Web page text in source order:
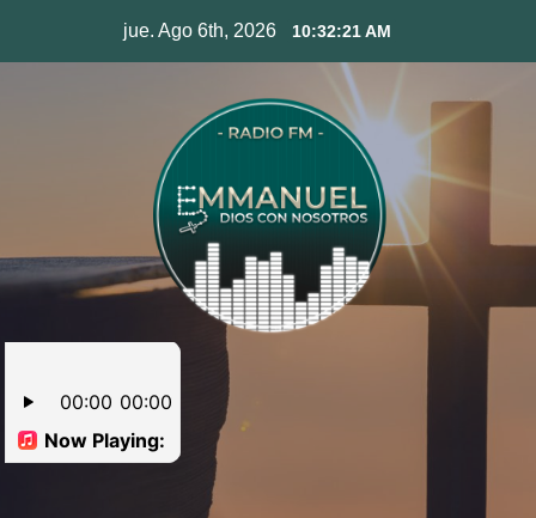
jue. Ago 6th, 2026 10:32:22 AM